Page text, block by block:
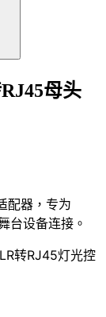
母头
配器，专为
台设备连接。
转RJ45灯光控